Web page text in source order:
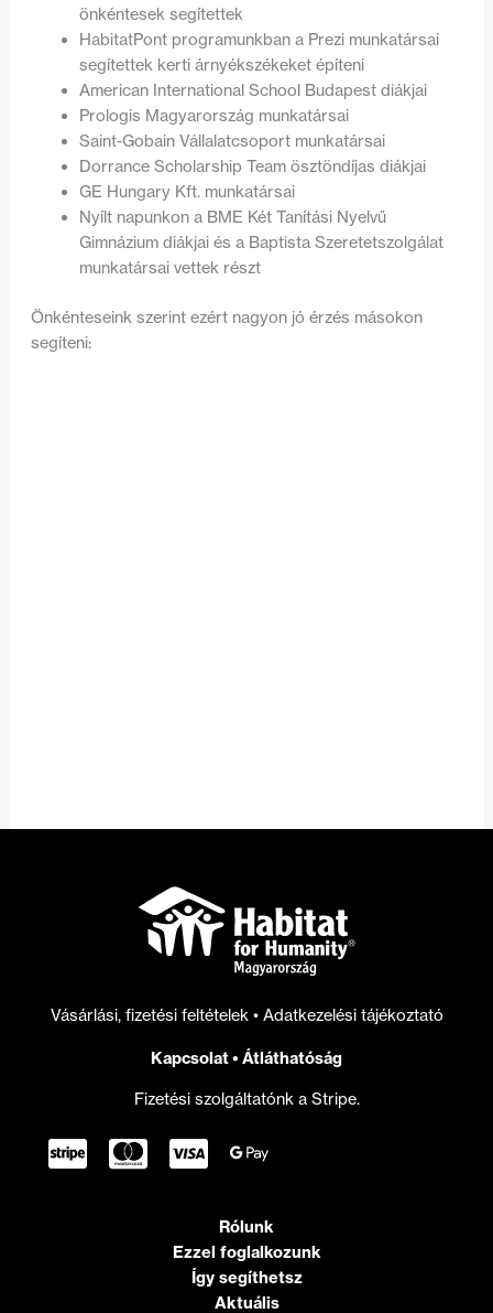
önkéntesek segítettek
HabitatPont programunkban a Prezi munkatársai
segítettek kerti árnyékszékeket építeni
American International School Budapest diákjai
Prologis Magyarország munkatársai
Saint-Gobain Vállalatcsoport munkatársai
Dorrance Scholarship Team ösztöndíjas diákjai
GE Hungary Kft. munkatársai
Nyílt napunkon a BME Két Tanítási Nyelvű
Gimnázium diákjai és a Baptista Szeretetszolgálat
munkatársai vettek részt
Önkénteseink szerint ezért nagyon jó érzés másokon
segíteni:
Vásárlási, fizetési feltételek • Adatkezelési tájékoztató
Kapcsolat• Átláthatóság
Fizetési szolgáltatónk a Stripe.
Rólunk
Ezzel foglalkozunk
Így segíthetsz
Aktuális